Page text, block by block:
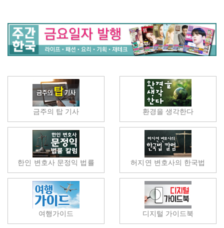
금주의 탑 기사 환경을 생각한다
한인 변호사 문정익 법률 허지연 변호사의 한국법
여행가이드 디지털 가이드북